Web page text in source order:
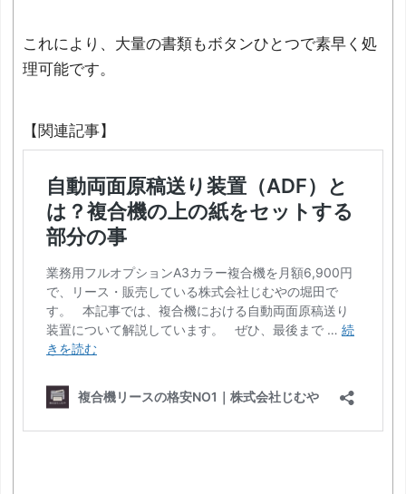
これにより、大量の書類もボタンひとつで素早く処
理可能です。
【関連記事】